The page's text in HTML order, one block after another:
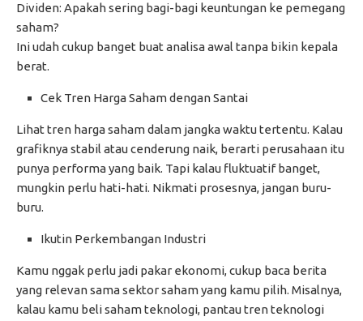
Dividen: Apakah sering bagi-bagi keuntungan ke pemegang
saham?
Ini udah cukup banget buat analisa awal tanpa bikin kepala
berat.
Cek Tren Harga Saham dengan Santai
Lihat tren harga saham dalam jangka waktu tertentu. Kalau
grafiknya stabil atau cenderung naik, berarti perusahaan itu
punya performa yang baik. Tapi kalau fluktuatif banget,
mungkin perlu hati-hati. Nikmati prosesnya, jangan buru-
buru.
Ikutin Perkembangan Industri
Kamu nggak perlu jadi pakar ekonomi, cukup baca berita
yang relevan sama sektor saham yang kamu pilih. Misalnya,
kalau kamu beli saham teknologi, pantau tren teknologi